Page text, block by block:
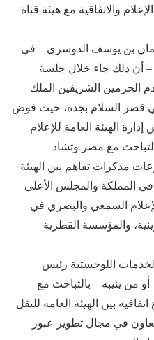
والاتفاقية مع هيئة قناة
بن يوسف الدوسري – في
– أن ذلك جاء خلال جلسة
الحرمين الشريفين الملك
قصر السلام بجدة، حيث فوض
الهيئة العامة للإعلام
مع مصر وتشاد
مذكرات تفاهم بين الهيئة
في المملكة والمجلس الأعلى
السمعي والبصري في
والمؤسسة القطرية
اللوجستية رئيس
من ينيبه – بالتباحث مع
بين الهيئة العامة للنقل
في مجال تطوير عبور